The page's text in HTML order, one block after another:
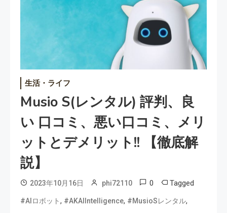
生活・ライフ
Musio S(レンタル) 評判、良
い 口コミ、悪い口コミ、メリ
ットとデメリット!! 【徹底解
説】
2023年10月16日 phi72110 0 Tagged
#AIロボット, #AKAIIntelligence, #MusioSレンタル,